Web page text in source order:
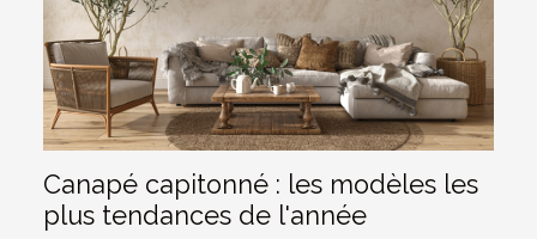
Canapé capitonné : les modèles les
plus tendances de l'année